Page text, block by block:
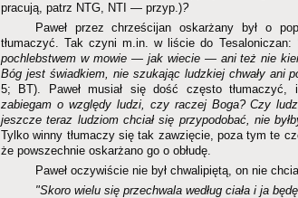
pracują, patrz NTG, NTI — przyp.)?
Paweł przez chrześcijan oskarżany był o
tłumaczyć. Tak czyni m.in. w liście do Tesaloniczan:
pochlebstwem w mowie — jak wiecie — ani też nie
Bóg jest świadkiem, nie szukając ludzkiej chwały ani
5; BT). Paweł musiał się dość często
zabiegam o względy ludzi, czy raczej Boga? Czy
jeszcze teraz ludziom chciał się przypodobać, nie
Tylko winny tłumaczy się tak zawzięcie, poza tym te
że powszechnie oskarżano go o obłudę.
Paweł oczywiście nie był chwalipiętą, on nie
"Skoro wielu się przechwala według ciała i ja